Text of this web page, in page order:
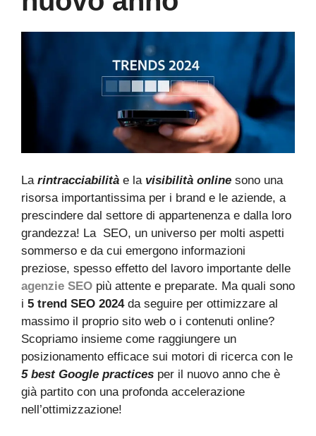
La rintracciabilità e la visibilità online sono una
risorsa importantissima per i brand e le aziende, a
prescindere dal settore di appartenenza e dalla loro
grandezza! La SEO, un universo per molti aspetti
sommerso e da cui emergono informazioni
preziose, spesso effetto del lavoro importante delle
agenzie SEO più attente e preparate. Ma quali sono
i 5 trend SEO 2024da seguire per ottimizzare al
massimo il proprio sito web o i contenuti online?
Scopriamo insieme come raggiungere un
posizionamento efficace sui motori di ricerca con le
5 best Google practices per il nuovo anno che è
già partito con una profonda accelerazione
nell’ottimizzazione!